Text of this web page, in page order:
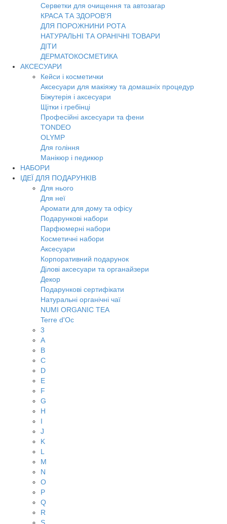
Серветки для очищення та автозагар
КРАСА ТА ЗДОРОВ'Я
ДЛЯ ПОРОЖНИНИ РОТА
НАТУРАЛЬНІ ТА ОРАНІЧНІ ТОВАРИ
ДІТИ
ДЕРМАТОКОСМЕТИКА
АКСЕСУАРИ
Кейси і косметички
Аксесуари для макіяжу та домашніх процедур
Біжутерія і аксесуари
Щітки і гребінці
Професійні аксесуари та фени
TONDEO
OLYMP
Для гоління
Манікюр і педикюр
НАБОРИ
ІДЕЇ ДЛЯ ПОДАРУНКІВ
Для нього
Для неї
Аромати для дому та офісу
Подарункові набори
Парфюмерні набори
Косметичні набори
Аксесуари
Корпоративний подарунок
Ділові аксесуари та органайзери
Декор
Подарункові сертифікати
Натуральні органічні чаї
NUMI ORGANIC TEA
Terre d'Oc
3
A
B
C
D
E
F
G
H
I
J
K
L
M
N
O
P
Q
R